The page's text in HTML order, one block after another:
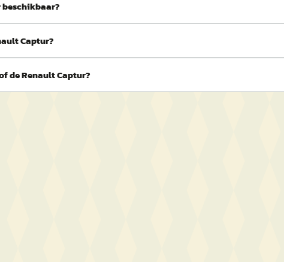
beschikbaar?
Captur?
de Renault Captur?